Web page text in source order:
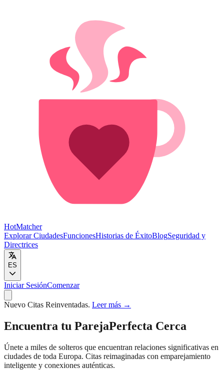
HotMatcher
Explorar CiudadesFuncionesHistorias de ÉxitoBlogSeguridad y
Directrices
ES
Iniciar SesiónComenzar
Nuevo Citas Reinventadas. Leer más →
Encuentra tu ParejaPerfecta Cerca
Únete a miles de solteros que encuentran relaciones significativas en
ciudades de toda Europa. Citas reimaginadas con emparejamiento
inteligente y conexiones auténticas.